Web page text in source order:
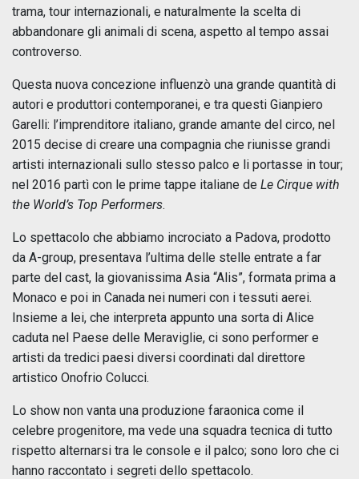
trama, tour internazionali, e naturalmente la scelta di
abbandonare gli animali di scena, aspetto al tempo assai
controverso.
Questa nuova concezione influenzò una grande quantità di
autori e produttori contemporanei, e tra questi Gianpiero
Garelli: l’imprenditore italiano, grande amante del circo, nel
2015 decise di creare una compagnia che riunisse grandi
artisti internazionali sullo stesso palco e li portasse in tour;
nel 2016 partì con le prime tappe italiane de Le Cirque with
the World’s Top Performers.
Lo spettacolo che abbiamo incrociato a Padova, prodotto
da A-group, presentava l’ultima delle stelle entrate a far
parte del cast, la giovanissima Asia “Alis”, formata prima a
Monaco e poi in Canada nei numeri con i tessuti aerei.
Insieme a lei, che interpreta appunto una sorta di Alice
caduta nel Paese delle Meraviglie, ci sono performer e
artisti da tredici paesi diversi coordinati dal direttore
artistico Onofrio Colucci.
Lo show non vanta una produzione faraonica come il
celebre progenitore, ma vede una squadra tecnica di tutto
rispetto alternarsi tra le console e il palco; sono loro che ci
hanno raccontato i segreti dello spettacolo.